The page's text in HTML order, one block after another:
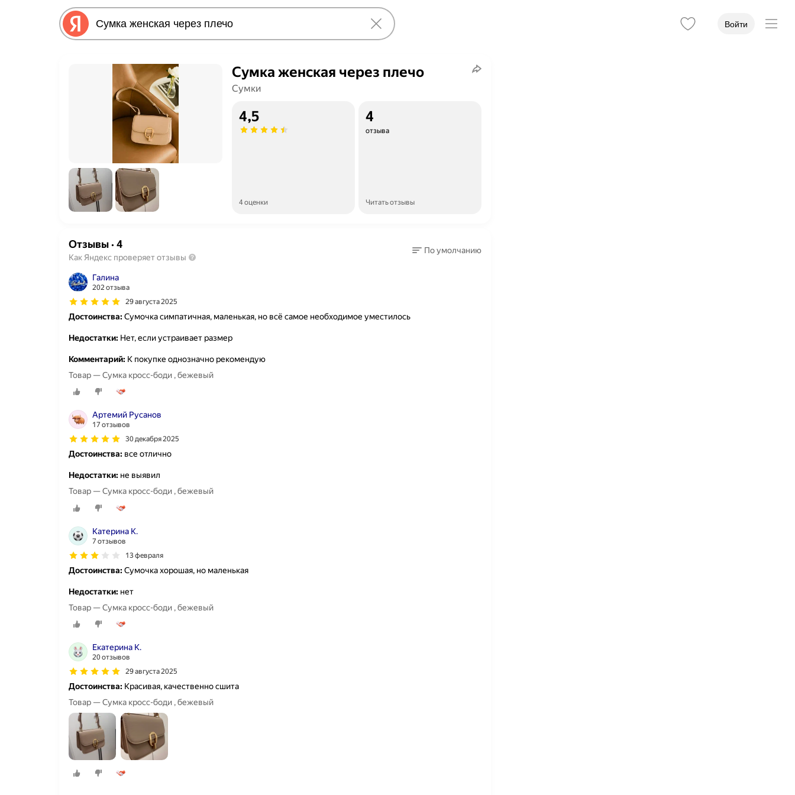
Войти
Сумка женская через плечо
Сумки
4,5
4 оценки
4
отзыва
Читать отзывы
Отзывы· 4
Как Яндекс проверяет отзывы
По умолчанию
Галина
202 отзыва
29 августа 2025
Достоинства:Сумочка симпатичная, маленькая, но всё самое необходимое уместилось
Недостатки: Нет, если устраивает размер
Комментарий: К покупке однозначно рекомендую
Товар — Сумка кросс-боди , бежевый
Артемий Русанов
17 отзывов
30 декабря 2025
Достоинства: все отлично
Недостатки: не выявил
Товар — Сумка кросс-боди , бежевый
Катерина К.
7 отзывов
13 февраля
Достоинства:Сумочка хорошая, но маленькая
Недостатки: нет
Товар — Сумка кросс-боди , бежевый
Екатерина К.
20 отзывов
29 августа 2025
Достоинства: Красивая, качественно сшита
Товар — Сумка кросс-боди , бежевый